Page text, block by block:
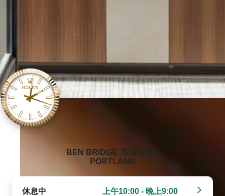
‭BEN BRIDGE JEWELER
PORTLAND‬
休息中 上午10:00 - 晚上9:00